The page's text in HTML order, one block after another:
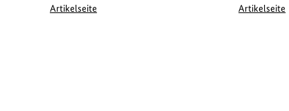
Artikelseite Artikelseite